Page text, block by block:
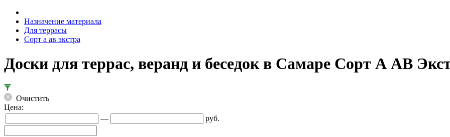
Назначение материала
Для террасы
Сорт а ав экстра
Доски для террас, веранд и беседок в Самаре Сорт А АВ
Очистить
Цена:
—
руб.